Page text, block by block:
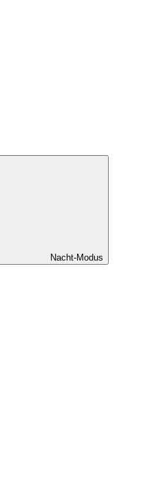
Nacht-Modus